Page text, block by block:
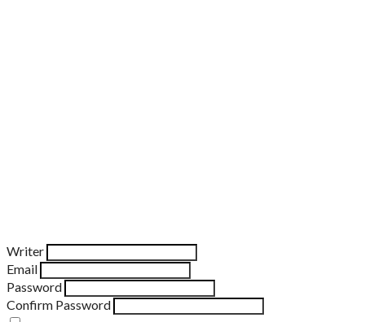
Writer
Email
Password
Confirm Password